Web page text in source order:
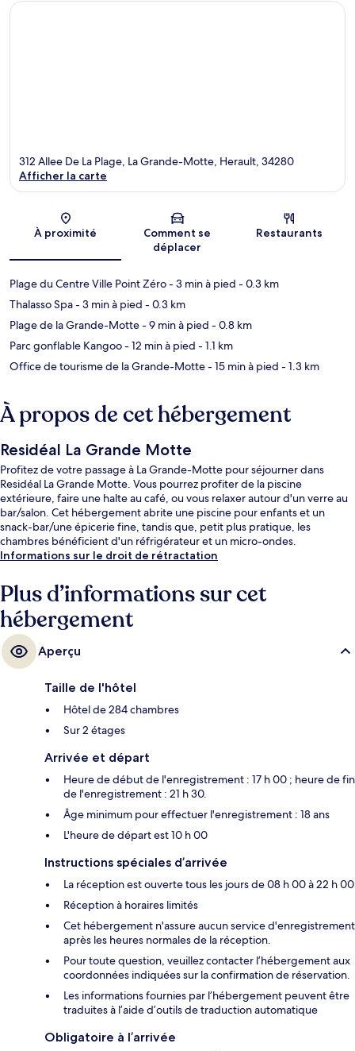
Carte
312 Allee De La Plage, La Grande-Motte, Herault, 34280
Afficher la carte
À proximité
Comment se
déplacer
Restaurants
Plage du Centre Ville Point Zéro- 3 min à pied - 0.3 km
Thalasso Spa- 3 min à pied - 0.3 km
Plage de la Grande-Motte- 9 min à pied - 0.8 km
Parc gonflable Kangoo- 12 min à pied - 1.1 km
Office de tourisme de la Grande-Motte- 15 min à pied - 1.3 km
À propos de cet hébergement
Residéal La Grande Motte
Profitez de votre passage à La Grande-Motte pour séjourner dans
Residéal La Grande Motte. Vous pourrez profiter de la piscine
extérieure, faire une halte au café, ou vous relaxer autour d'un verre au
bar/salon. Cet hébergement abrite une piscine pour enfants et un
snack-bar/une épicerie fine, tandis que, petit plus pratique, les
chambres bénéficient d'un réfrigérateur et un micro-ondes.
Informations sur le droit de rétractation
Plus d’informations sur cet
hébergement
Aperçu
Taille de l'hôtel
Hôtel de 284 chambres
Sur 2 étages
Arrivée et départ
Heure de début de l'enregistrement : 17 h 00 ; heure de fin
de l'enregistrement : 21 h 30.
Âge minimum pour effectuer l'enregistrement : 18 ans
L'heure de départ est 10 h 00
Instructions spéciales d’arrivée
La réception est ouverte tous les jours de 08 h 00 à 22 h 00
Réception à horaires limités
Cet hébergement n'assure aucun service d'enregistrement
après les heures normales de la réception.
Pour toute question, veuillez contacter l’hébergement aux
coordonnées indiquées sur la confirmation de réservation.
Les informations fournies par l’hébergement peuvent être
traduites à l’aide d’outils de traduction automatique
Obligatoire à l’arrivée